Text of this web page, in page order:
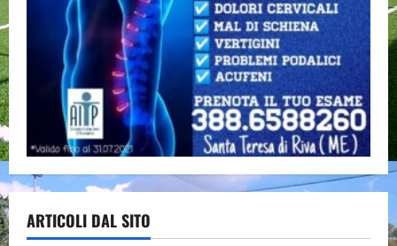
ARTICOLI DAL SITO